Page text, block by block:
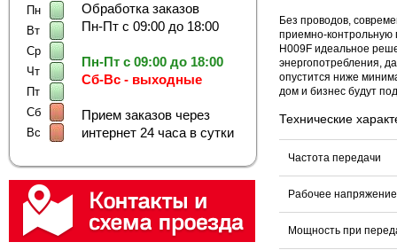
Пн
Вт
Ср
Чт
Пт
Сб
Вс
Обработка заказов
Пн-Пт с 09:00 до 18:00
Пн-Пт с 09:00 до 18:00
Сб-Вс - выходные
Прием заказов через
интернет 24 часа в сутки
Без проводов,
приемно-контрольную
H009F идеальное
энергопотребления,
опустится ниже
дом и бизнес будут
Технические
Частота передачи
Рабочее напряжение
Мощность при